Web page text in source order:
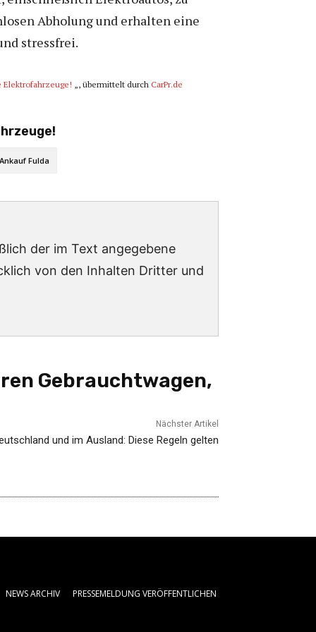
Abholung und erhalten eine
stressfrei.
Elektrofahrzeuge! „, übermittelt durch CarPr.de
Fulda
der im Text angegebene
von den Inhalten Dritter und
Gebrauchtwagen,
Nächster Artikel
und im Ausland: Diese Regeln gelten
NEWS ARCHIV PRESSEMELDUNG VERÖFFENTLICHEN